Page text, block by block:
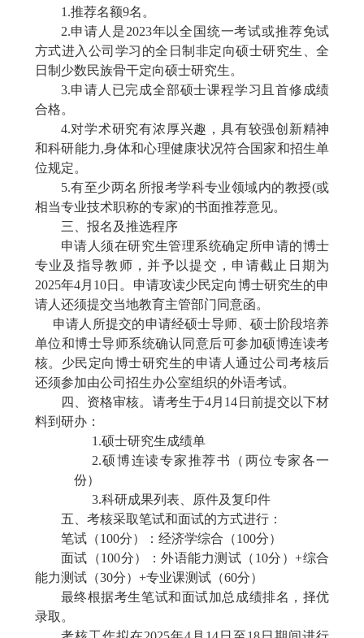
1.推荐名额9名。
2.申请人是2023年以全国统一考试或推荐免试
方式进入公司学习的全日制非定向硕士研究生、全
日制少数民族骨干定向硕士研究生。
3.申请人已完成全部硕士课程学习且首修成绩
合格。
4.对学术研究有浓厚兴趣，具有较强创新精神
和科研能力,身体和心理健康状况符合国家和招生单
位规定。
5.有至少两名所报考学科专业领域内的教授(或
相当专业技术职称的专家)的书面推荐意见。
三、报名及推选程序
申请人须在研究生管理系统确定所申请的博士
专业及指导教师，并予以提交，申请截止日期为
2025年4月 10日。申请攻读少民定向博士研究生的申
请人还须提交当地教育主管部门同意函。
申请人所提交的申请经硕士导师、硕士阶段培养
单位和博士导师系统确认同意后可参加硕博连读考
核。少民定向博士研究生的申请人通过公司考核后
还须参加由公司招生办公室组织的外语考试。
四、资格审核。请考生于4月 14 日前提交以下材
料到研办：
1.硕士研究生成绩单
2.硕博连读专家推荐书（两位专家各一
份）
3.科研成果列表、原件及复印件
五、考核采取笔试和面试的方式进行：
笔试（100分）：经济学综合（100分）
面试（100分）：外语能力测试（ 10分）+综合
能力测试（30分） +专业课测试（60分）
最终根据考生笔试和面试加总成绩排名，择优
录取。